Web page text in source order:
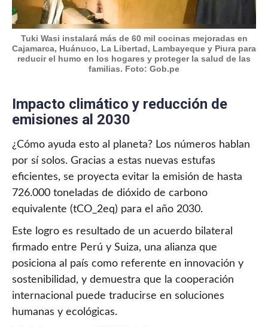
Tuki Wasi instalará más de 60 mil cocinas mejoradas en
Cajamarca, Huánuco, La Libertad, Lambayeque y Piura para
reducir el humo en los hogares y proteger la salud de las
familias. Foto: Gob.pe
Impacto climático y reducción de
emisiones al 2030
¿Cómo ayuda esto al planeta? Los números hablan
por sí solos. Gracias a estas nuevas estufas
eficientes, se proyecta evitar la emisión de hasta
726.000 toneladas de dióxido de carbono
equivalente (tCO_2eq) para el año 2030.
Este logro es resultado de un acuerdo bilateral
firmado entre Perú y Suiza, una alianza que
posiciona al país como referente en innovación y
sostenibilidad, y demuestra que la cooperación
internacional puede traducirse en soluciones
humanas y ecológicas.